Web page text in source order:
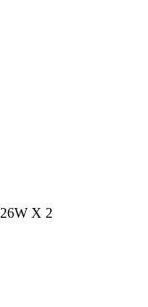
X 2